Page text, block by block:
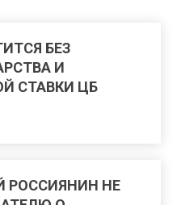
БЕЗ
И
СТАВКИ ЦБ
РОССИЯНИН НЕ